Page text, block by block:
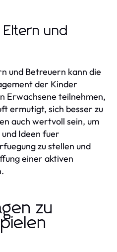
und
und Betreuern kann die
der Kinder
Erwachsene teilnehmen,
ermutigt, sich besser zu
auch wertvoll sein, um
und Ideen fuer
zu stellen und
einer aktiven
zu